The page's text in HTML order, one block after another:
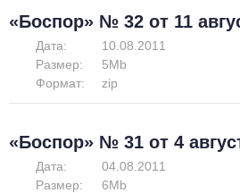
«Боспор» № 32 от 11
Дата:
10.08.2011
Размер:
5Mb
Формат:
zip
«Боспор» № 31 от 4
Дата:
04.08.2011
Размер:
6Mb